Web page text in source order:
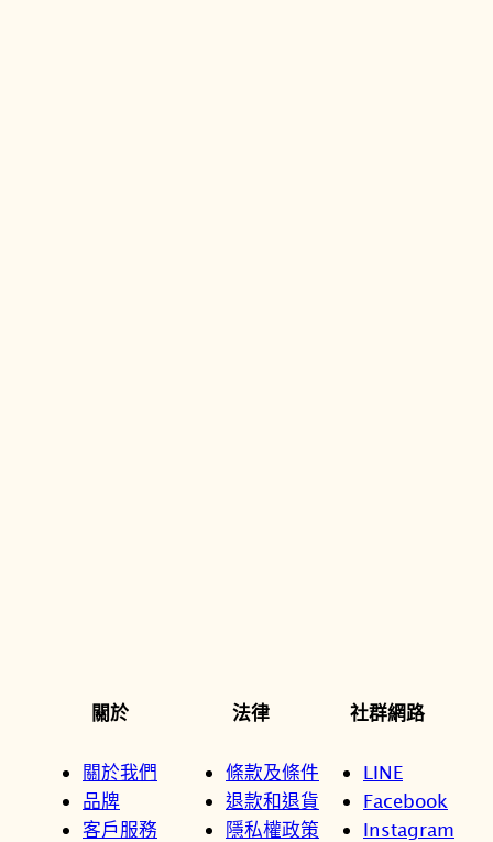
關於
關於我們
品牌
客戶服務
法律
條款及條件
退款和退貨
隱私權政策
社群網路
LINE
Facebook
Instagram